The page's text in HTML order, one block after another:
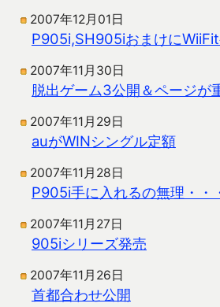
2007年12月01日
P905i,SH905iおまけにWiiFit
2007年11月30日
脱出ゲーム3公開＆ページが
2007年11月29日
auがWINシングル定額
2007年11月28日
P905i手に入れるの無理・・
2007年11月27日
905iシリーズ発売
2007年11月26日
首都合わせ公開